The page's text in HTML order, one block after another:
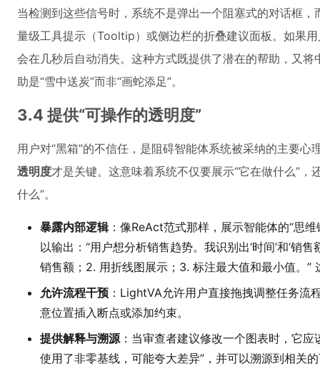
当检测到这些信号时，系统不是弹出一个阻塞式的对话框，
量级工具提示（Tooltip）或侧边栏的折叠建议面板。如果
会在几秒后自动消失。这种方式既提供了潜在的帮助，又
助是“雪中送炭”而非“画蛇添足”。
3.4 提供“可操作的透明度”
用户对“黑箱”的不信任，是阻碍智能体系统被采纳的主要心
透明度才是关键。这意味着系统不仅要展示“它在做什么”，
什么”。
暴露内部逻辑：像ReAct范式那样，展示智能体的“思
以输出：“用户想分析销售趋势。我识别出‘时间’和‘销
销售额；2. 用折线图展示；3. 标注最大值和最小值。”
允许流程干预 ：LightVA允许用户直接拖拽调整任务流
意位置插入断点或添加约束。
提供解释与溯源：当审查者建议修改一个图表时，它
使用了非零基线，可能夸大差异”，并可以溯源到相关